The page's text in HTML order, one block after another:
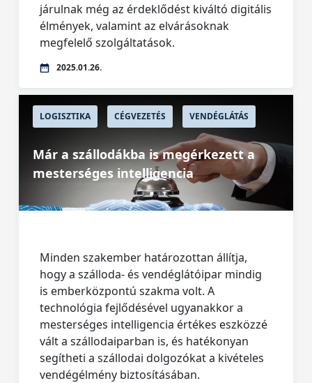
járulnak még az érdeklődést kiváltó digitális
élmények, valamint az elvárásoknak
megfelelő szolgáltatások.
2025.01.26.
LOGISZTIKA CÉGVEZETÉS VENDÉGLÁTÁS
Már a szállodákba is megérkezett a
mesterséges intelligencia
Minden szakember határozottan állítja,
hogy a szálloda- és vendéglátóipar mindig
is emberközpontú szakma volt. A
technológia fejlődésével ugyanakkor a
mesterséges intelligencia értékes eszközzé
vált a szállodaiparban is, és hatékonyan
segítheti a szállodai dolgozókat a kivételes
vendégélmény biztosításában.